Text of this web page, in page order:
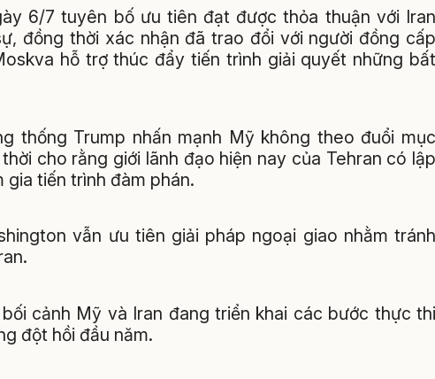
6/7 tuyên bố ưu tiên đạt được thỏa thuận với Iran
đồng thời xác nhận đã trao đổi với người đồng cấp
hỗ trợ thúc đẩy tiến trình giải quyết những bất
thống Trump nhấn mạnh Mỹ không theo đuổi mục
cho rằng giới lãnh đạo hiện nay của Tehran có lập
gia tiến trình đàm phán.
vẫn ưu tiên giải pháp ngoại giao nhằm tránh
cảnh Mỹ và Iran đang triển khai các bước thực thi
đột hồi đầu năm.